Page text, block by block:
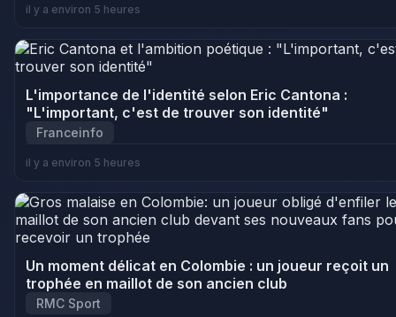
il y a environ 5 heures
L'importance de l'identité selon Eric Cantona :
"L'important, c'est de trouver son identité"
Franceinfo
il y a environ 5 heures
Un moment délicat en Colombie : un joueur reçoit un
trophée en maillot de son ancien club
RMC Sport